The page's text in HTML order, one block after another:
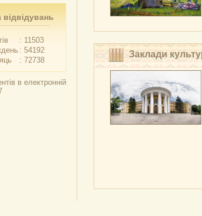
відвідувань
: 11503
: 54192
: 72738
в електронній
Заклади